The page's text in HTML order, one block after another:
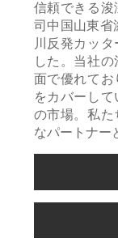
信頼できる浚
司中国山東省
川反発カッ
した。当社
面で優れてお
をカバーし
の市場。私た
なパートナー